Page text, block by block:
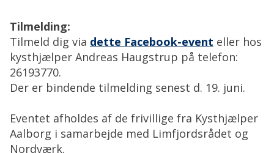
Tilmelding:
Tilmeld dig via dette Facebook-event eller hos
kysthjælper Andreas Haugstrup på telefon:
26193770.
Der er bindende tilmelding senest d. 19. juni.
Eventet afholdes af de frivillige fra Kysthjælper
Aalborg i samarbejde med Limfjordsrådet og
Nordværk.